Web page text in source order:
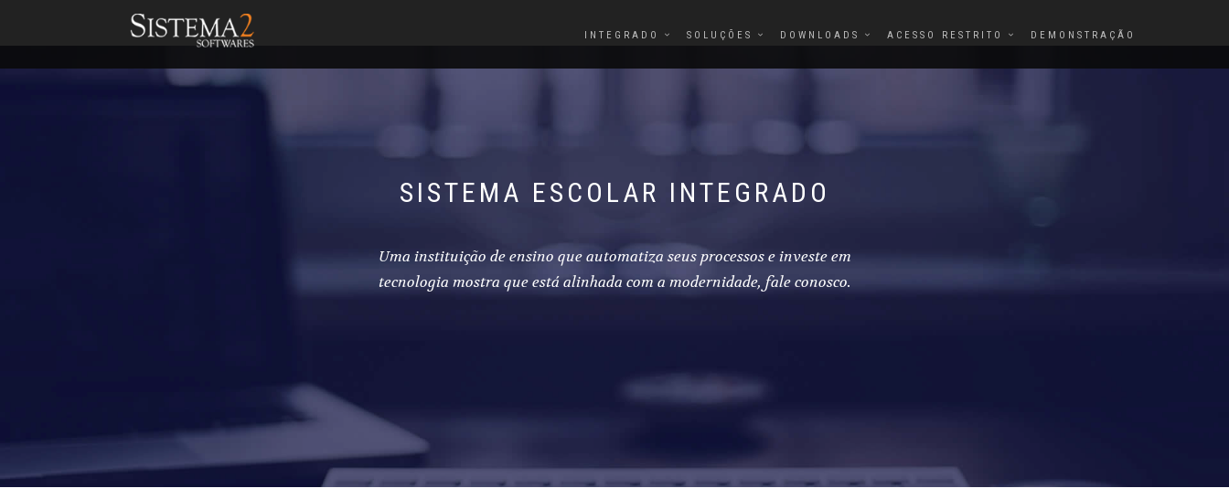
INTEGRADO SOLUÇÕES DOWNLOADS ACESSO RESTRITO DEMONSTRAÇÃO
SISTEMA ESCOLAR INTEGRADO
Uma instituição de ensino que automatiza seus processos e investe em
tecnologia mostra que está alinhada com a modernidade, fale conosco.